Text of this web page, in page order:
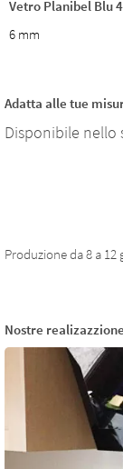
Vetro Planibel Blu
6 mm
Adatta alle tue
Disponibile nello
Produzione da 8 a
Nostre realizazzione